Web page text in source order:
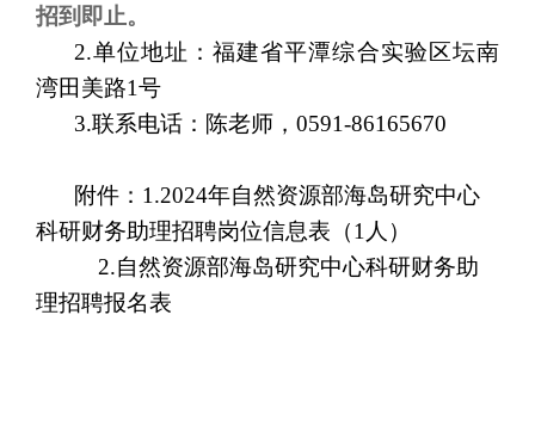
招到即止。
2.单位地址：福建省平潭综合实验区坛南
湾田美路1号
3.联系电话：陈老师，0591-86165670
附件：1.2024年自然资源部海岛研究中心
科研财务助理招聘岗位信息表 （1人）
2.自然资源部海岛研究中心科研财务助
理招聘报名表